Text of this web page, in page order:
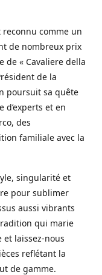
reconnu comme un
de nombreux prix
« Cavaliere della
de la
poursuit sa quête
d’experts et en
des
familiale avec la
singularité et
pour sublimer
aussi vibrants
qui marie
et laissez-nous
reflétant la
de gamme.